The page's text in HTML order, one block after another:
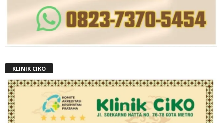
KLINIK CIKO